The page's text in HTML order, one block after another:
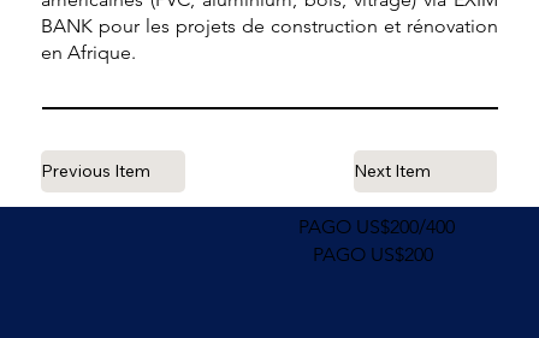
BANK pour les projets de construction et rénovation
en Afrique.
Previous Item Next Item
PAGO US$200/400
PAGO US$200